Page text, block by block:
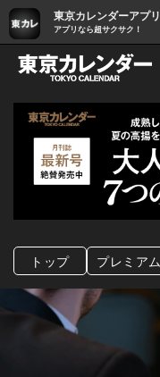
東京カレンダーアプリ
アプリなら超サクサク！
トップ プレミアム